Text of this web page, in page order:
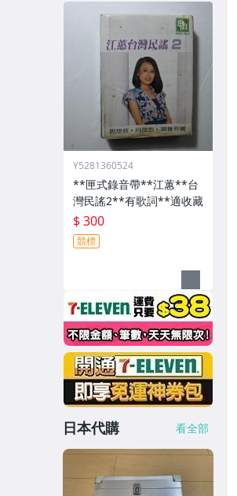
Y5281360524
**匣式錄音帶**江蕙**台
灣民謠2**有歌詞**適收藏
$ 300
競標
日本代購 看全部